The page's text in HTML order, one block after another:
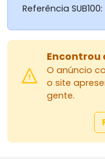
Referência SUB100:
Encontrou
O anúncio
o site
gente.